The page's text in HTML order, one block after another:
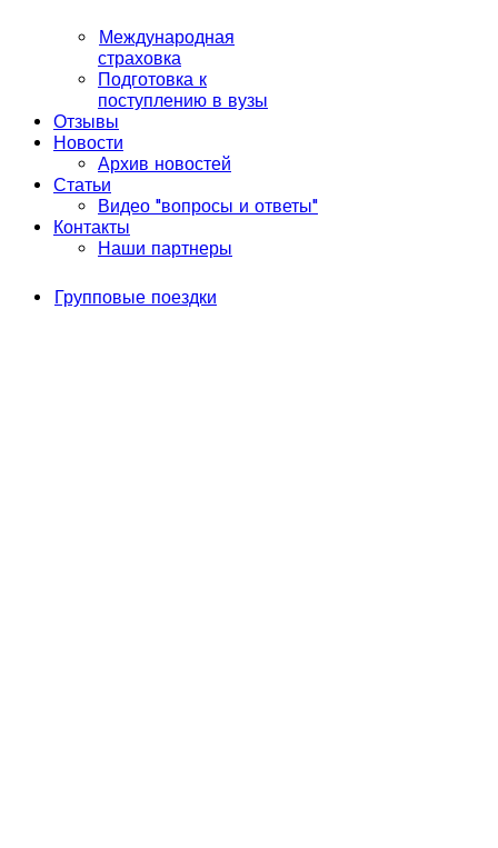
Международная
страховка
Подготовка к
поступлению в вузы
Отзывы
Новости
Архив новостей
Статьи
Видео "вопросы и ответы"
Контакты
Наши партнеры
Групповые поездки